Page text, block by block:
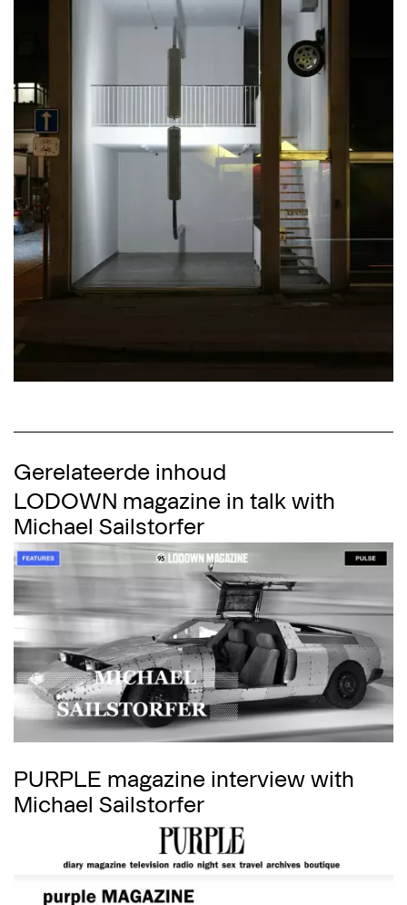
Gerelateerde inhoud
LODOWN magazine in talk with
Michael Sailstorfer
PURPLE magazine interview with
Michael Sailstorfer